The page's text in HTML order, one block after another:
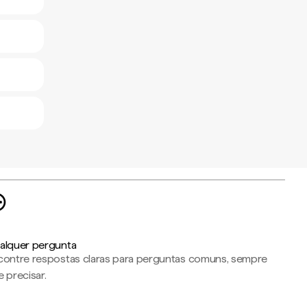
pergunta
respostas claras para perguntas comuns, sempre
precisar.